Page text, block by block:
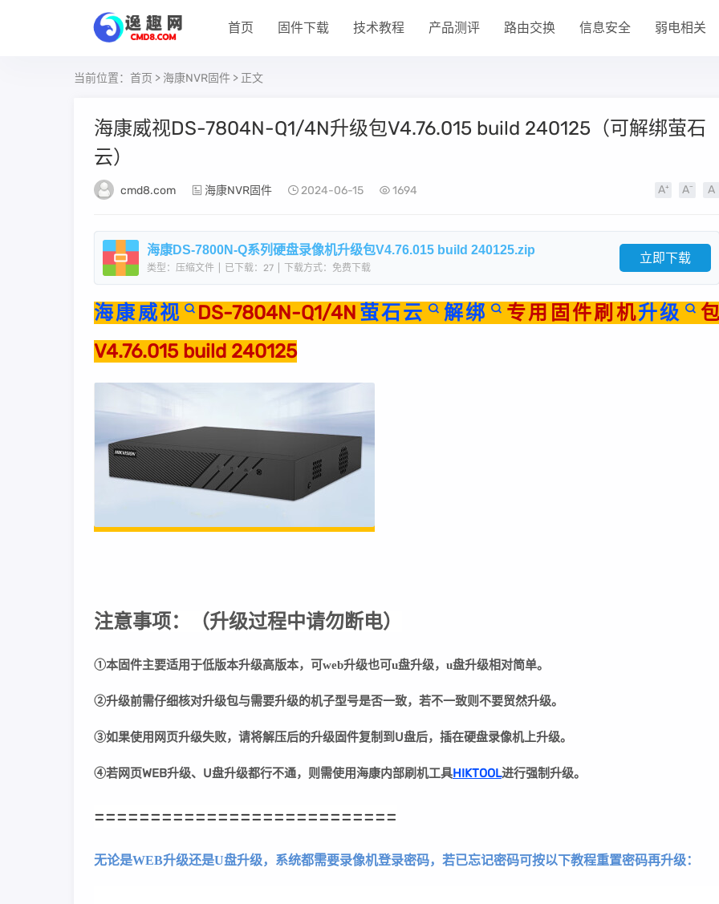
首页 固件下载 技术教程 产品测评 路由交换 信息安全 弱电相关
当前位置： 首页 > 海康NVR固件 > 正文
海康威视DS-7804N-Q1/4N升级包V4.76.015 build 240125（可解绑萤石
云）
cmd8.com 海康NVR固件 2024-06-15 1694
海康DS-7800N-Q系列硬盘录像机升级包V4.76.015 build 240125.zip
类型：压缩文件 已下载：27 下载方式：免费下载
立即下载
海康威视 DS-7804N-Q1/4N 萤石云 解绑 专用固件刷机升级
V4.76.015 build 240125
注意事项： （升级过程中请勿断电）
①本固件主要适用于低版本升级高版本，可web升级也可u盘升级，u盘升级相对简单。
②升级前需仔细核对升级包与需要升级的机子型号是否一致，若不一致则不要贸然升级。
③如果使用网页升级失败，请将解压后的升级固件复制到U盘后，插在硬盘录像机上升级。
④若网页WEB升级、U盘升级都行不通，则需使用海康内部刷机工具HIKTOOL进行强制升级。
===========================
无论是WEB升级还是U盘升级，系统都需要录像机登录密码，若已忘记密码可按以下教程重置密码再升级：